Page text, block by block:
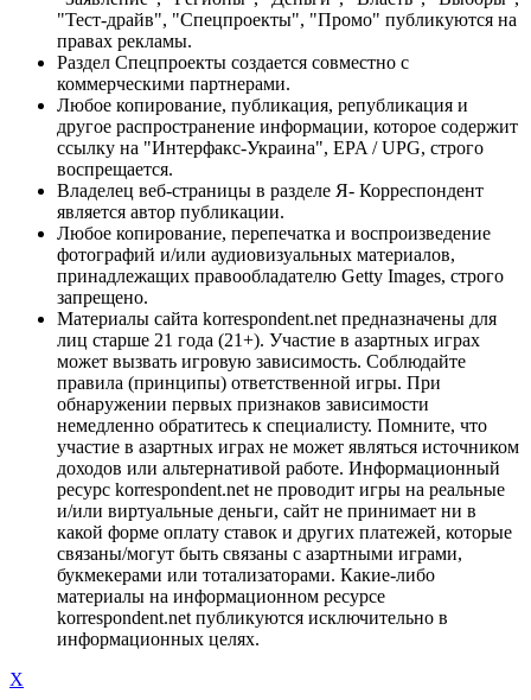
"Тест-драйв", "Спецпроекты", "Промо" публикуются на
правах рекламы.
Раздел Спецпроекты создается совместно с
коммерческими партнерами.
Любое копирование, публикация, републикация и
другое распространение информации, которое содержит
ссылку на "Интерфакс-Украина", EPA / UPG, строго
воспрещается.
Владелец веб-страницы в разделе Я- Корреспондент
является автор публикации.
Любое копирование, перепечатка и воспроизведение
фотографий и/или аудиовизуальных материалов,
принадлежащих правообладателю Getty Images, строго
запрещено.
Материалы сайта korrespondent.net предназначены для
лиц старше 21 года (21+). Участие в азартных играх
может вызвать игровую зависимость. Соблюдайте
правила (принципы) ответственной игры. При
обнаружении первых признаков зависимости
немедленно обратитесь к специалисту. Помните, что
участие в азартных играх не может являться источником
доходов или альтернативой работе. Информационный
ресурс korrespondent.net не проводит игры на реальные
и/или виртуальные деньги, сайт не принимает ни в
какой форме оплату ставок и других платежей, которые
связаны/могут быть связаны с азартными играми,
букмекерами или тотализаторами. Какие-либо
материалы на информационном ресурсе
korrespondent.net публикуются исключительно в
информационных целях.
X